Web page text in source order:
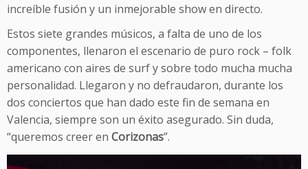
increíble fusión y un inmejorable show en directo.
Estos siete grandes músicos, a falta de uno de los
componentes, llenaron el escenario de puro rock – folk
americano con aires de surf y sobre todo mucha mucha
personalidad. Llegaron y no defraudaron, durante los
dos conciertos que han dado este fin de semana en
Valencia, siempre son un éxito asegurado. Sin duda,
“queremos creer en Corizonas”.